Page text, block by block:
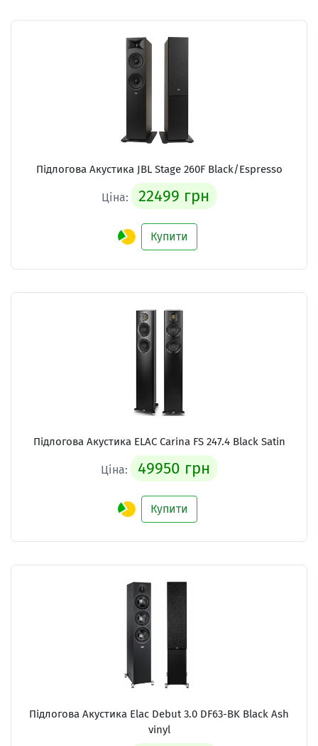
Підлогова Акустика JBL Stage 260F Black/Espresso
Ціна: 22499 грн
Купити
Підлогова Акустика ELAC Carina FS 247.4 Black Satin
Ціна: 49950 грн
Купити
Підлогова Акустика Elac Debut 3.0 DF63-BK Black Ash
vinyl